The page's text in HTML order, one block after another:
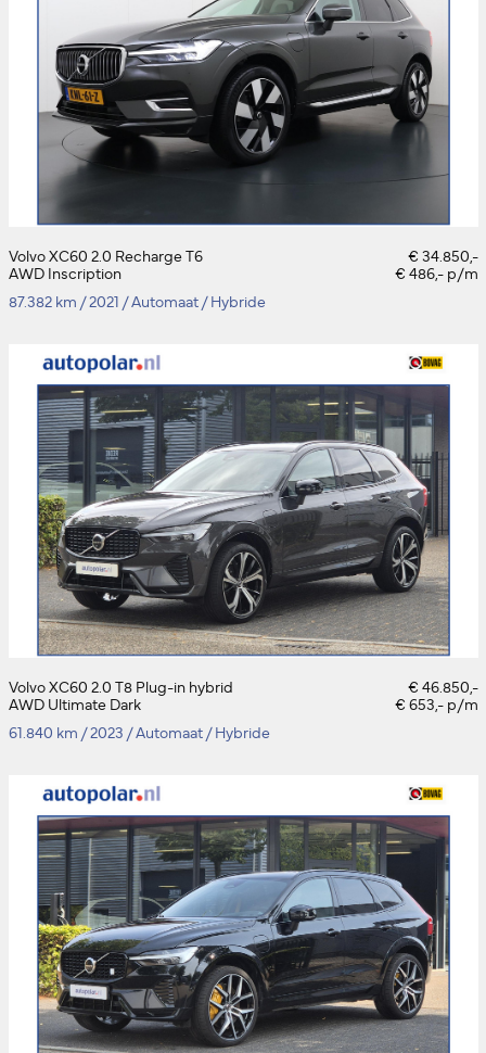
Volvo XC60 2.0 Recharge T6
AWD Inscription
€ 34.850,-
€ 486,- p/m
87.382 km /2021 /Automaat /Hybride
Volvo XC60 2.0 T8 Plug-in hybrid
AWD Ultimate Dark
€ 46.850,-
€ 653,- p/m
61.840 km /2023 /Automaat /Hybride